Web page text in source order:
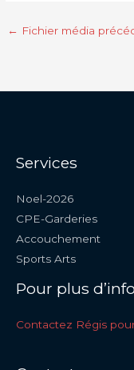
← Fichier média
Services
Noel-2026
CPE-Garderies
Accouchement
Sports Arts
Pour plus
Contactez Régis